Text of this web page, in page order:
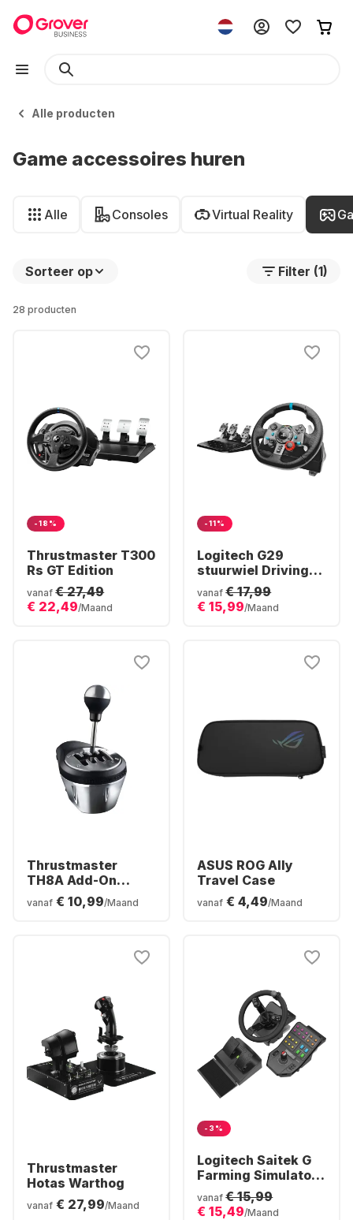
Alle producten
Game accessoires huren
Alle Consoles Virtual Reality
Sorteer op Filter (1)
28 producten
-18%
Thrustmaster T300
Rs GT Edition
vanaf € 27,49
€ 22,49/Maand
-11%
Logitech G29
stuurwiel Driving
Force Racing
vanaf € 17,99
€ 15,99/Maand
Thrustmaster
TH8A Add-On
Versnellingspook
vanaf € 10,99/Maand
ASUS ROG Ally
Travel Case
vanaf € 4,49/Maand
Thrustmaster
Hotas Warthog
vanaf € 27,99/Maand
-3%
Logitech Saitek G
Farming Simulator
Controller
vanaf € 15,99
€ 15,49/Maand